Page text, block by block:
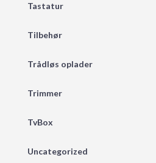
Tastatur
Tilbehør
Trådløs oplader
Trimmer
TvBox
Uncategorized